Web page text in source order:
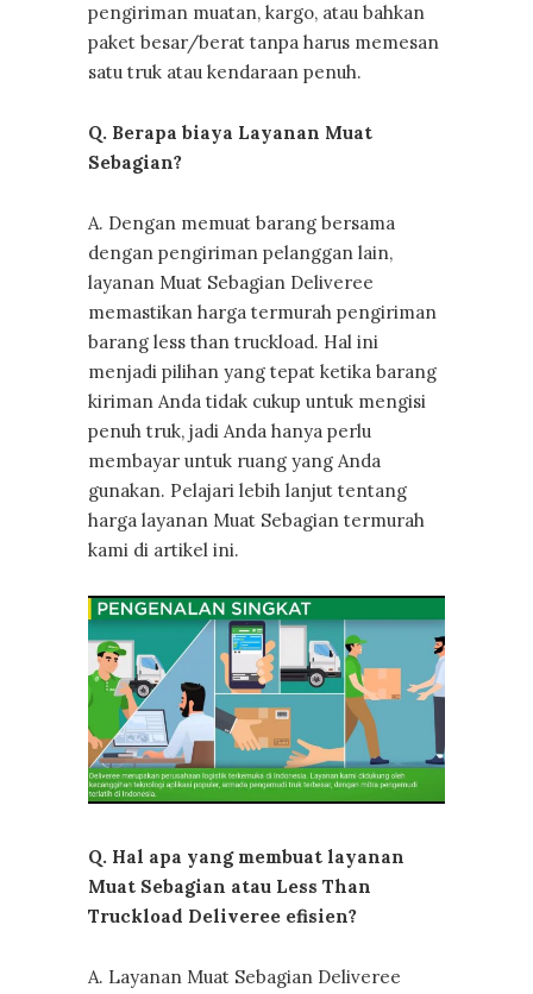
pengiriman muatan, kargo, atau bahkan
paket besar/berat tanpa harus memesan
satu truk atau kendaraan penuh.
Q. Berapa biaya Layanan Muat
Sebagian?
A. Dengan memuat barang bersama
dengan pengiriman pelanggan lain,
layanan Muat Sebagian Deliveree
memastikan harga termurah pengiriman
barang less than truckload. Hal ini
menjadi pilihan yang tepat ketika barang
kiriman Anda tidak cukup untuk mengisi
penuh truk, jadi Anda hanya perlu
membayar untuk ruang yang Anda
gunakan. Pelajari lebih lanjut tentang
harga layanan Muat Sebagian termurah
kami di artikel ini.
Q. Hal apa yang membuat layanan
Muat Sebagian atau Less Than
Truckload Deliveree efisien?
A. Layanan Muat Sebagian Deliveree